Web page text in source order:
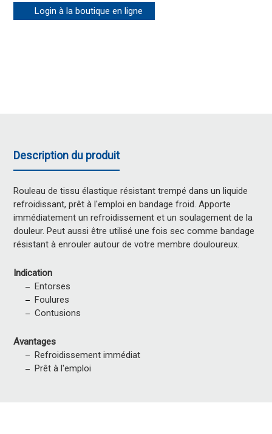
Login à la boutique en ligne
Description du produit
Rouleau de tissu élastique résistant trempé dans un liquide
refroidissant, prêt à l'emploi en bandage froid. Apporte
immédiatement un refroidissement et un soulagement de la
douleur. Peut aussi être utilisé une fois sec comme bandage
résistant à enrouler autour de votre membre douloureux.
Indication
Entorses
Foulures
Contusions
Avantages
Refroidissement immédiat
Prêt à l'emploi